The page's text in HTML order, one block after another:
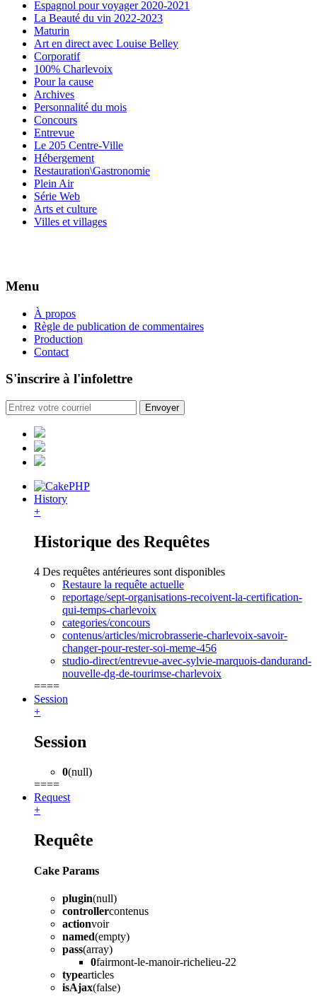
Espagnol pour voyager 2020-2021
La Beauté du vin 2022-2023
Maturin
Art en direct avec Louise Belley
Corporatif
100% Charlevoix
Pour la cause
Archives
Personnalité du mois
Concours
Entrevue
Le 205 Centre-Ville
Hébergement
Restauration\Gastronomie
Plein Air
Série Web
Arts et culture
Villes et villages
Menu
À propos
Règle de publication de commentaires
Production
Contact
S'inscrire à l'infolettre
History
+
Historique des Requêtes
4 Des requêtes antérieures sont disponibles
Restaure la requête actuelle
reportage/sept-organisations-recoivent-la-certification-
qui-temps-charlevoix
categories/concours
contenus/articles/microbrasserie-charlevoix-savoir-
changer-pour-rester-soi-meme-456
studio-direct/entrevue-avec-sylvie-marquois-dandurand-
nouvelle-dg-de-tourimse-charlevoix
====
Session
+
Session
0(null)
====
Request
+
Requête
Cake Params
plugin(null)
controllercontenus
actionvoir
named(empty)
pass(array)
0fairmont-le-manoir-richelieu-22
typearticles
isAjax(false)